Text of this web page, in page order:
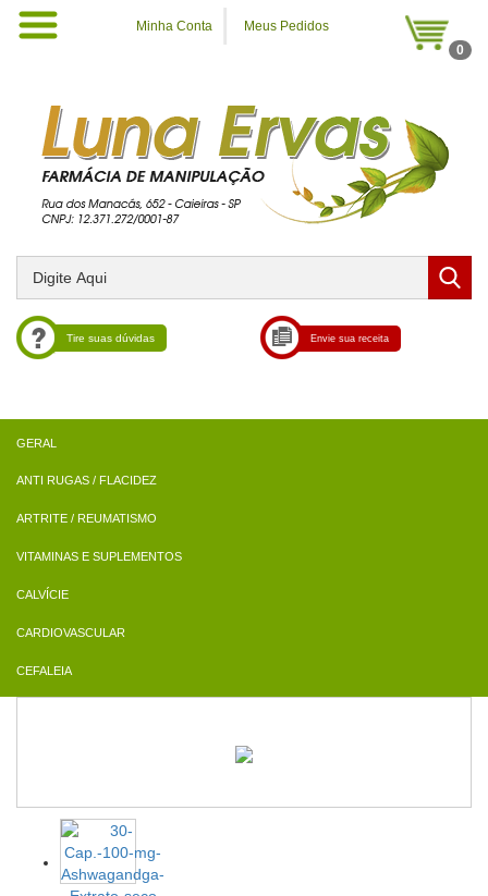
Minha Conta
Meus Pedidos
0
Tire suas dúvidas Envie sua receita
ANTI RUGAS / FLACIDEZ
ARTRITE / REUMATISMO
VITAMINAS E SUPLEMENTOS
CALVÍCIE
CARDIOVASCULAR
CEFALEIA